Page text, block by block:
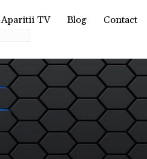
Aparitii TV Blog
Contact